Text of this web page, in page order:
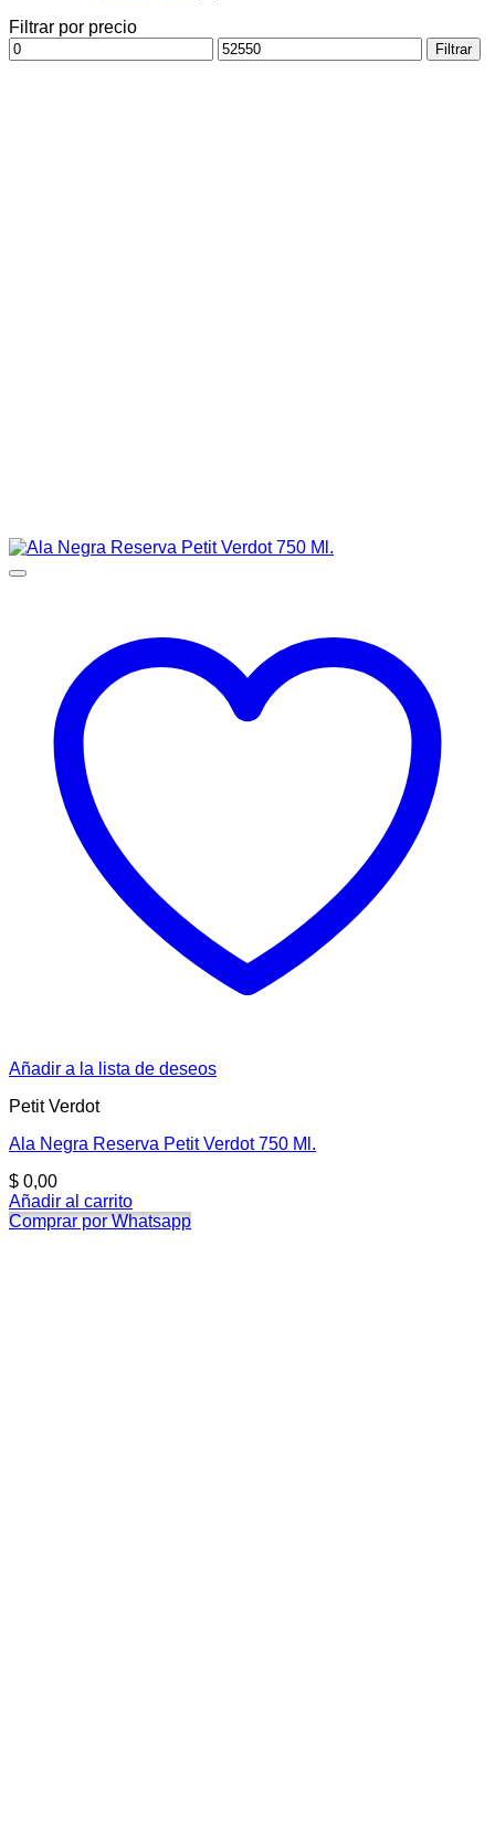
Filtrar por precio
Precio
mínimo
Precio
máximo
Filtrar
Añadir a la lista de deseos
Petit Verdot
Ala Negra Reserva Petit Verdot 750 Ml.
$ 0,00
Añadir al carrito
Comprar por Whatsapp